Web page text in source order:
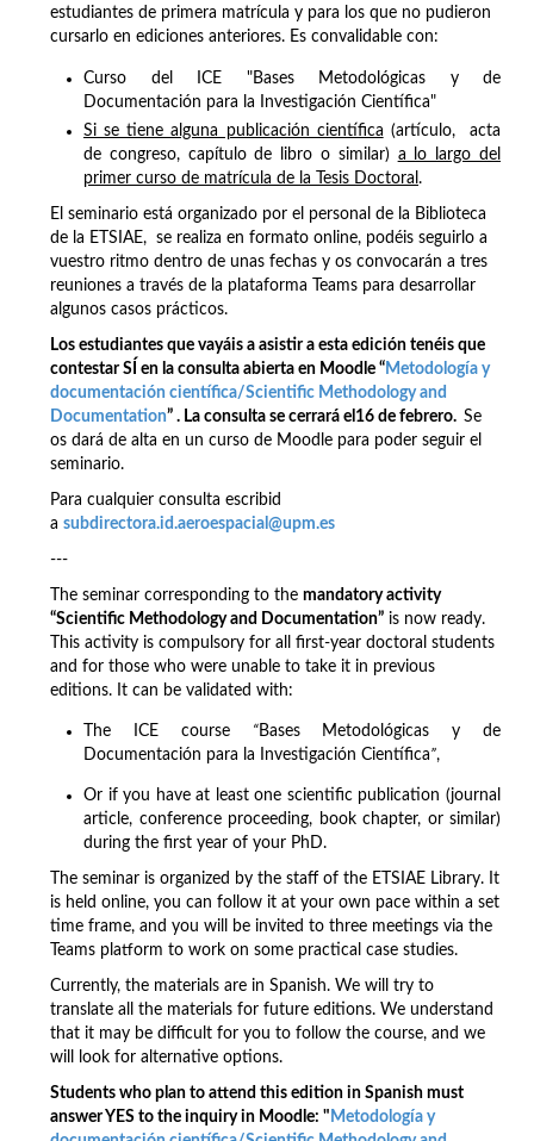
estudiantes de primera matrícula y para los que no pudieron
cursarlo en ediciones anteriores. Es convalidable con:
Curso del ICE "Bases Metodológicas y de
Documentación para la Investigación Científica"
Si se tiene alguna publicación científica (artículo, acta
de congreso, capítulo de libro o similar) a lo largo del
primer curso de matrícula de la Tesis Doctoral .
El seminario está organizado por el personal de la Biblioteca
de la ETSIAE, se realiza en formato online, podéis seguirlo a
vuestro ritmo dentro de unas fechas y os convocarán a tres
reuniones a través de la plataforma Teams para desarrollar
algunos casos prácticos.
Los estudiantes que vayáis a asistir a esta edición tenéis que
contestar SÍ en la consulta abierta en Moodle “Metodología y
documentación científica/Scientific Methodology and
Documentation” . La consulta se cerrará el16 de febrero. Se
os dará de alta en un curso de Moodle para poder seguir el
seminario.
Para cualquier consulta escribid
a subdirectora.id.aeroespacial@upm.es
---
The seminar corresponding to the mandatory activity
“Scientific Methodology and Documentation” is now ready.
This activity is compulsory for all first-year doctoral students
and for those who were unable to take it in previous
editions. It can be validated with:
The ICE course “Bases Metodológicas y de
Documentación para la Investigación Científica”,
Or if you have at least one scientific publication (journal
article, conference proceeding, book chapter, or similar)
during the first year of your PhD.
The seminar is organized by the staff of the ETSIAE Library. It
is held online, you can follow it at your own pace within a set
time frame, and you will be invited to three meetings via the
Teams platform to work on some practical case studies.
Currently, the materials are in Spanish. We will try to
translate all the materials for future editions. We understand
that it may be difficult for you to follow the course, and we
will look for alternative options.
Students who plan to attend this edition in Spanish must
answer YES to the inquiry in Moodle: " Metodología y